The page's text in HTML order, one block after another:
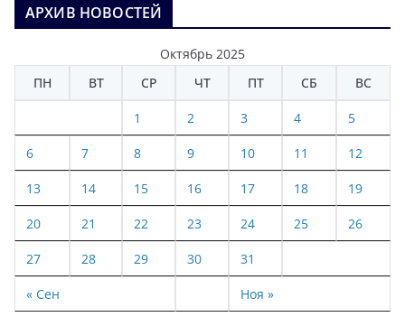
АРХИВ НОВОСТЕЙ
Октябрь 2025
ПН
ВТ СР ЧТ ПТ СБ ВС
« Сен Ноя »
1 2 3 4 5
6 7 8 9 10 11 12
13 14 15 16 17 18 19
20 21 22 23 24 25 26
27 28 29 30 31